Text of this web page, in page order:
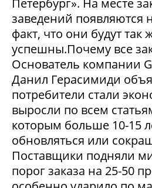
заведений появляются
факт, что они будут так
успешны.Почему все
Основатель компании
Данил Герасимиди
потребители стали
выросли по всем
которым больше 10-15
обновляться или
Поставщики подняли
порог заказа на 25-50